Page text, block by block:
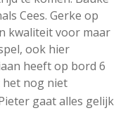
Cees. Gerke op
kwaliteit voor maar
ook hier
heeft op bord 6
het nog niet
gaat alles gelijk